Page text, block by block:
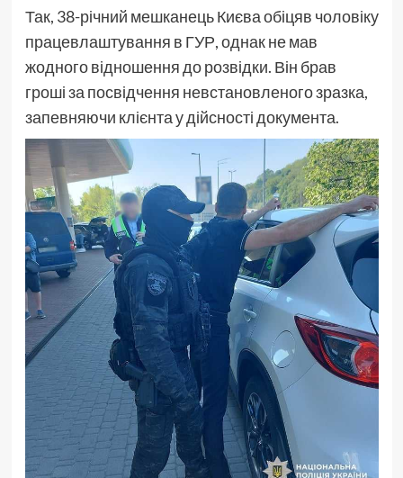
Так, 38-річний мешканець Києва обіцяв чоловіку
працевлаштування в ГУР, однак не мав
жодного відношення до розвідки. Він брав
гроші за посвідчення невстановленого зразка,
запевняючи клієнта у дійсності документа.